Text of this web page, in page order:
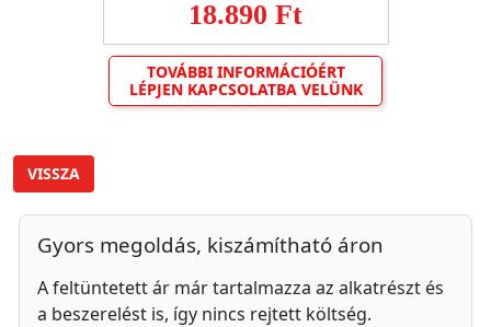
18.890 Ft
TOVÁBBI INFORMÁCIÓÉRT
LÉPJEN KAPCSOLATBA VELÜNK
VISSZA
Gyors megoldás, kiszámítható áron
A feltüntetett ár már tartalmazza az alkatrészt és
a beszerelést is, így nincs rejtett költség.